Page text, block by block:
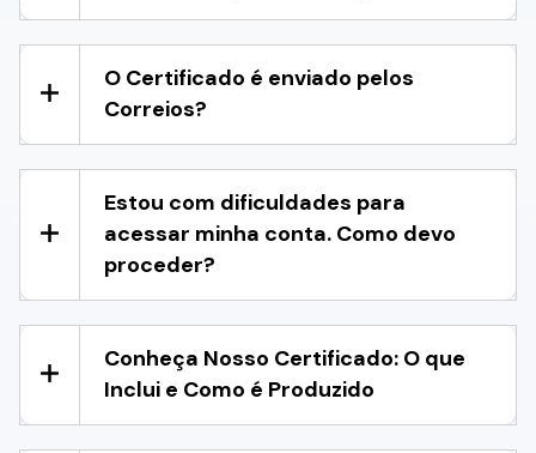
O Certificado é enviado pelos
Correios?
Estou com dificuldades para
acessar minha conta. Como devo
proceder?
Conheça Nosso Certificado: O que
Inclui e Como é Produzido